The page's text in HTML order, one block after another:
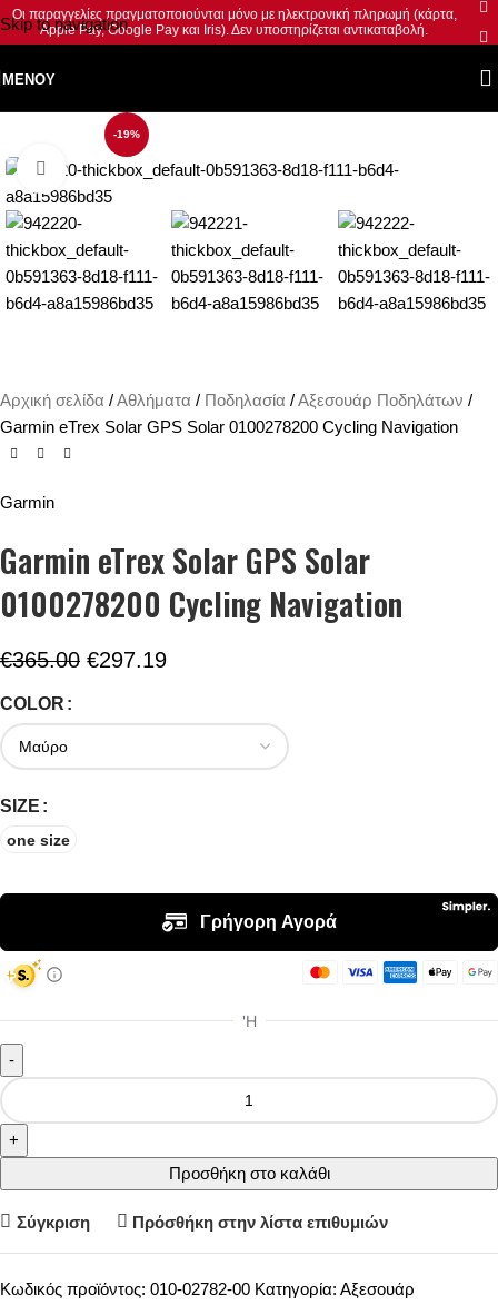
Skip to navigation
Skip to main content
Οι παραγγελίες πραγματοποιούνται μόνο με ηλεκτρονική πληρωμή (κάρτα,
Apple Pay, Google Pay και Iris). Δεν υποστηρίζεται αντικαταβολή.
ΜΕΝΟΎ
-19%
Κλικ για μεγέθυνση
Αρχική σελίδα Αθλήματα Ποδηλασία
Αξεσουάρ Ποδηλάτων
Garmin eTrex Solar GPS Solar 0100278200 Cycling Navigation
Garmin
Garmin eTrex Solar GPS Solar
0100278200 Cycling Navigation
€365.00 €297.19
COLOR
SIZE
one size
Προσθήκη στο καλάθι
Σύγκριση Πρόσθήκη στην λίστα επιθυμιών
Κωδικός προϊόντος: 010-02782-00 Κατηγορία: Αξεσουάρ